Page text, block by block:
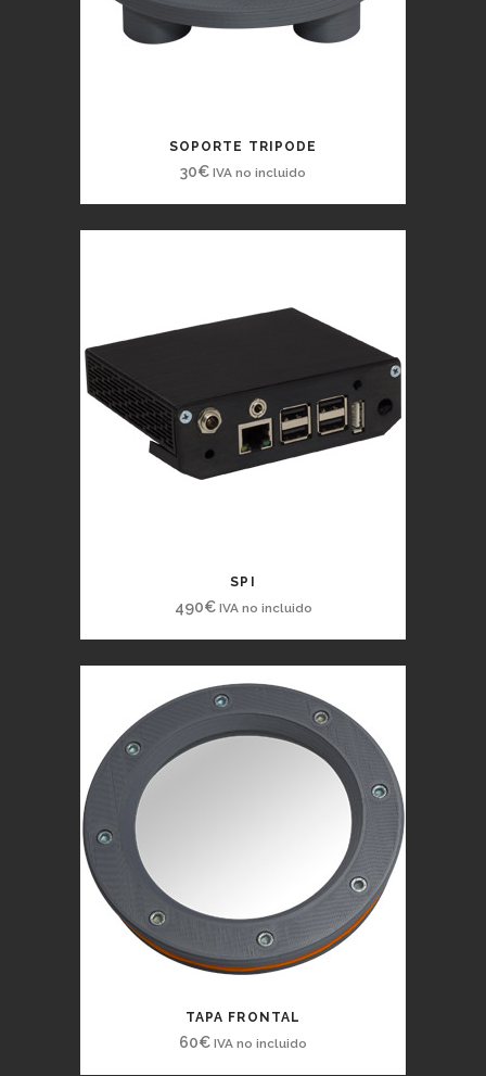
SOPORTE TRIPODE
30€ IVA no incluido
SPI
490€ IVA no incluido
TAPA FRONTAL
60€ IVA no incluido